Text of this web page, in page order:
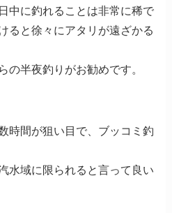
中に釣れることは非常に稀で
ると徐々にアタリが遠ざかる
の半夜釣りがお勧めです。
時間が狙い目で、ブッコミ釣
水域に限られると言って良い